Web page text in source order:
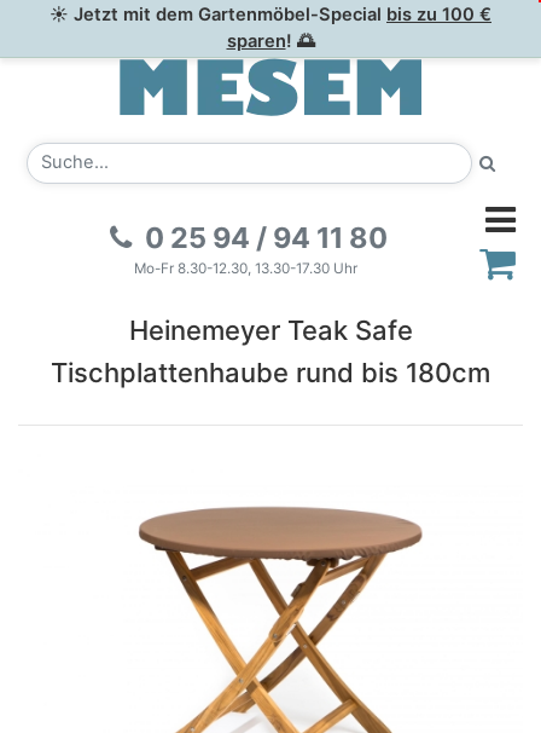
☀ Jetzt mit dem Gartenmöbel-Special bis zu 100 €
sparen! 🌅
0 25 94 / 94 11 80
Mo-Fr 8.30-12.30, 13.30-17.30 Uhr
Heinemeyer Teak Safe
Tischplattenhaube rund bis 180cm